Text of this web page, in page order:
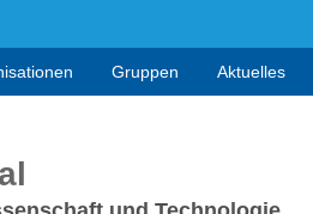
Gruppen Aktuelles